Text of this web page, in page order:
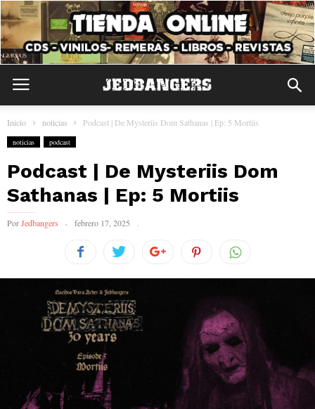
Inicio noticias Podcast | De Mysteriis Dom Sathanas | Ep: 5 Mortiis
noticias podcast
Podcast | De Mysteriis Dom
Sathanas | Ep: 5 Mortiis
PorJedbangers febrero 17, 2025